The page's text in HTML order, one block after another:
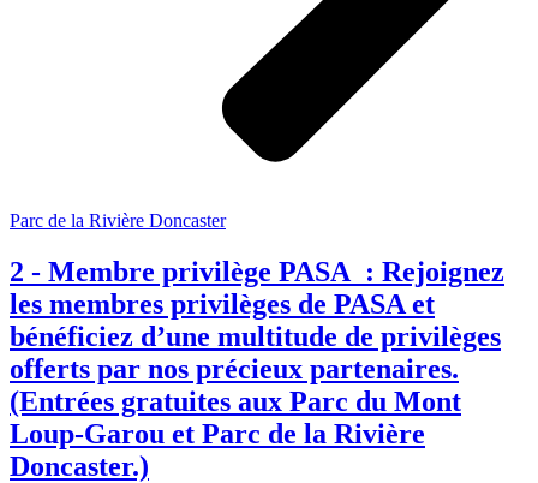
Parc de la Rivière Doncaster
2 - Membre privilège PASA : Rejoignez
les membres privilèges de PASA et
bénéficiez d’une multitude de privilèges
offerts par nos précieux partenaires.
(Entrées gratuites aux Parc du Mont
Loup-Garou et Parc de la Rivière
Doncaster.)